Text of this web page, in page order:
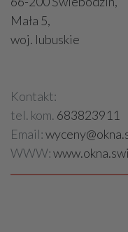
Mała 5,
woj. lubuskie
Kontakt:
tel. kom. 683823911
Email:
WWW: